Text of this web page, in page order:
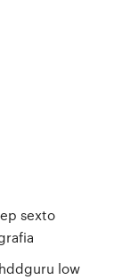
sexto
low